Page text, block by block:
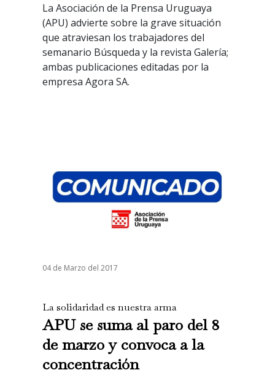
La Asociación de la Prensa Uruguaya
(APU) advierte sobre la grave situación
que atraviesan los trabajadores del
semanario Búsqueda y la revista Galería;
ambas publicaciones editadas por la
empresa Agora SA.
04 de Marzo del 2017
La solidaridad es nuestra arma
APU se suma al paro del 8
de marzo y convoca a la
concentración